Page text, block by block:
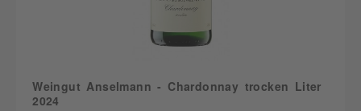
Weingut Anselmann - Chardonnay trocken Liter
2024